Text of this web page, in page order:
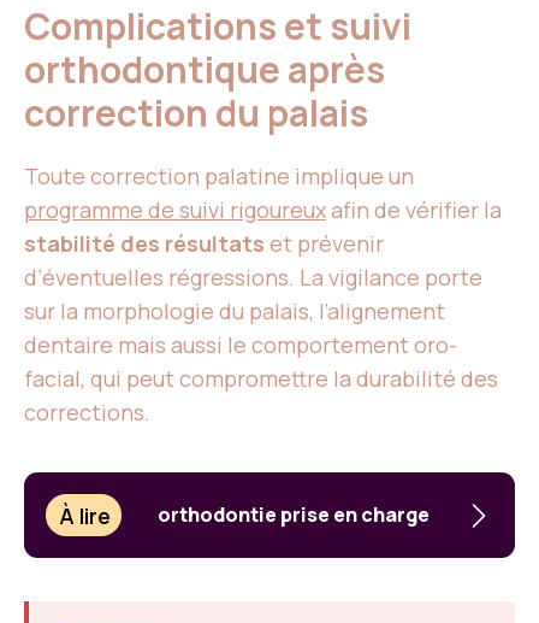
Complications et suivi
orthodontique après
correction du palais
Toute correction palatine implique un
programme de suivi rigoureuxafin de vérifier la
stabilité des résultats et prévenir
d’éventuelles régressions. La vigilance porte
sur la morphologie du palais, l’alignement
dentaire mais aussi le comportement oro-
facial, qui peut compromettre la durabilité des
corrections.
À lire orthodontie prise en charge